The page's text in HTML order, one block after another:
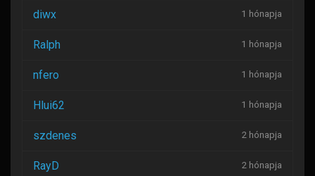
diwx 1 hónapja
Ralph 1 hónapja
nfero 1 hónapja
Hlui62 1 hónapja
szdenes 2 hónapja
RayD 2 hónapja